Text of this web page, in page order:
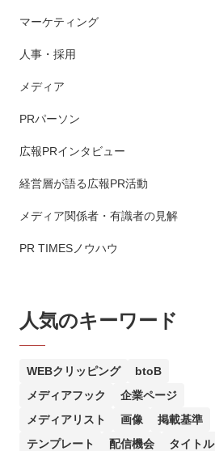
マーケティング
人事・採用
メディア
PRパーソン
広報PRインタビュー
経営層が語る広報PR活動
メディア関係者・有識者の見解
PR TIMESノウハウ
人気のキーワード
WEBクリッピング
btoB
メディアフック
企業ページ
メディアリスト
画像
掲載基準
テンプレート
配信機会 タイトル